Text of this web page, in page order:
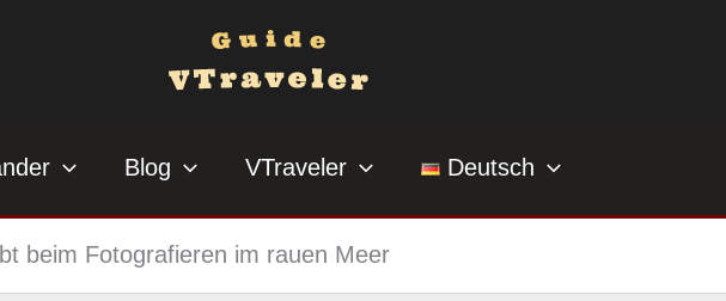
Blog VTraveler Deutsch
beim Fotografieren im rauen Meer